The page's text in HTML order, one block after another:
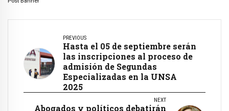
PREVIOUS
Hasta el 05 de septiembre serán
las inscripciones al proceso de
admisión de Segundas
Especializadas en la UNSA
2025
NEXT
Abogados y políticos debatirán